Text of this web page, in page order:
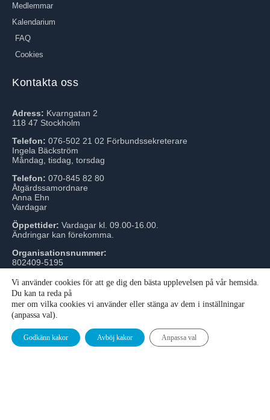
Medlemmar
Kalendarium
FAQ
Cookies
Kontakta oss
Adress: Kvarngatan 2
118 47 Stockholm
Telefon: 076-502 21 02 Förbundssekreterare
Ingela Bäckström
Måndag, tisdag, torsdag
Telefon: 070-845 82 80
Åtgärdssamordnare
Anna Ehn
Vardagar
Öppettider: Vardagar kl. 09.00-16.00.
Ändringar kan förekomma.
Organisationsnummer:
802409-5195
© SKVVF All rights reserved - With ♡ from acrowd
Vi använder cookies för att ge dig den bästa upplevelsen på vår hemsida.
Du kan ta reda på
mer om vilka cookies vi använder eller stänga av dem i inställningar
(anpassa val).
Godkänn kakor Avböj kakor Anpassa val